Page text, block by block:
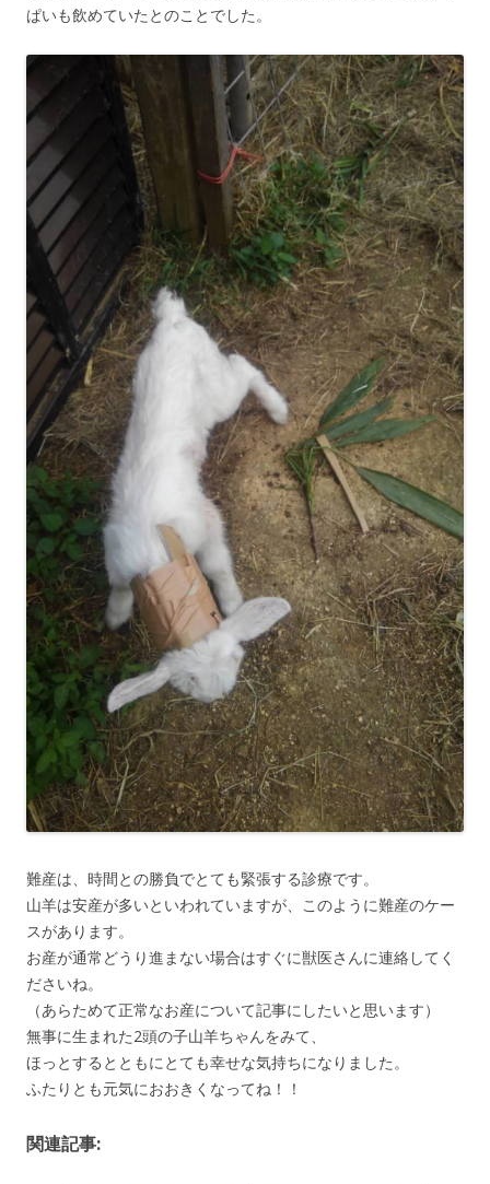
ぱいも飲めていたとのことでした。
難産は、時間との勝負でとても緊張する診療です。
山羊は安産が多いといわれていますが、このように難産のケー
スがあります。
お産が通常どうり進まない場合はすぐに獣医さんに連絡してく
ださいね。
（あらためて正常なお産について記事にしたいと思います）
無事に生まれた2頭の子山羊ちゃんをみて、
ほっとするとともにとても幸せな気持ちになりました。
ふたりとも元気におおきくなってね！！
関連記事: